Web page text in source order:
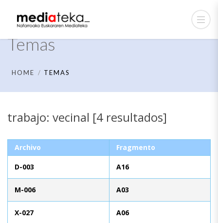
Temas
HOME TEMAS
trabajo: vecinal [4 resultados]
Archivo Fragmento
D-003 A16
M-006 A03
X-027 A06